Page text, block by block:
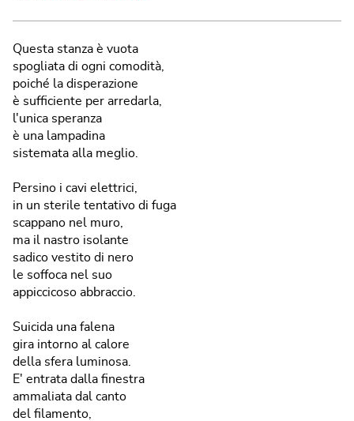
Questa stanza è vuota
spogliata di ogni comodità,
poiché la disperazione
è sufficiente per arredarla,
l'unica speranza
è una lampadina
sistemata alla meglio.
Persino i cavi elettrici,
in un sterile tentativo di fuga
scappano nel muro,
ma il nastro isolante
sadico vestito di nero
le soffoca nel suo
appiccicoso abbraccio.
Suicida una falena
gira intorno al calore
della sfera luminosa.
E' entrata dalla finestra
ammaliata dal canto
del filamento,